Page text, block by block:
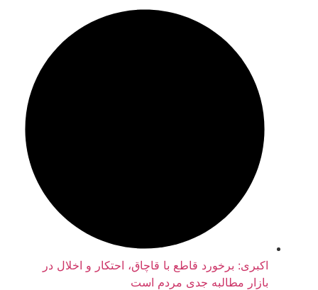
اکبری: برخورد قاطع با قاچاق، احتکار و اخلال در
بازار مطالبه جدی مردم است